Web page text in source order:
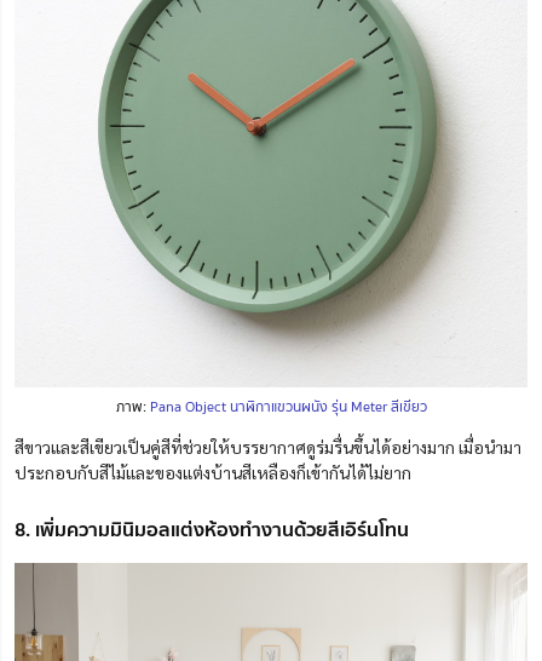
ภาพ: Pana Object นาฬิกาแขวนผนัง รุ่น Meter สีเขียว
สีขาวและสีเขียวเป็นคู่สีที่ช่วยให้บรรยากาศดูร่มรื่นขึ้นได้อย่างมาก เมื่อนำมา
ประกอบกับสีไม้และของแต่งบ้านสีเหลืองก็เข้ากันได้ไม่ยาก
8. เพิ่มความมินิมอลแต่งห้องทำงานด้วยสีเอิร์นโทน